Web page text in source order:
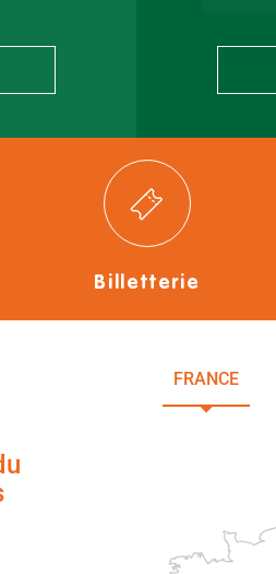
Billetterie
FRANCE